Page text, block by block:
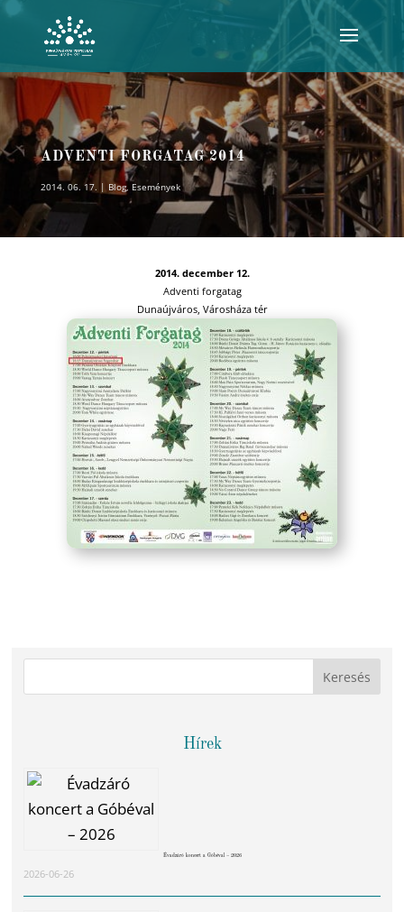
ADVENTI FORGATAG 2014
2014. 06. 17. Blog, Események
2014. december 12.
Adventi forgatag
Dunaújváros, Városháza tér
Hírek
Évadzáró koncert a Góbéval – 2026
2026-06-26